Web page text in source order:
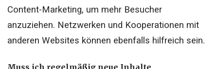
Content-Marketing, um mehr Besucher
anzuziehen. Netzwerken und Kooperationen mit
anderen Websites können ebenfalls hilfreich sein.